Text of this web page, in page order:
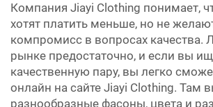
Компания Jiayi Clothing понимает,
хотят платить меньше, но не
компромисс в вопросах качества.
рынке предостаточно, и если вы
качественную пару, вы легко
онлайн на сайте Jiayi Clothing. Там
разнообразные фасоны, цвета и